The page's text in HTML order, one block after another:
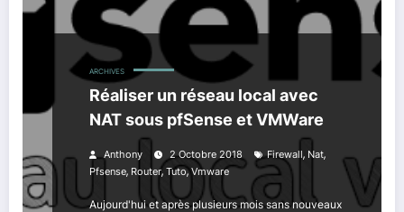
ARCHIVES
Réaliser un réseau local avec
NAT sous pfSense et VMWare
Anthony 2 Octobre 2018 Firewall, Nat,
Pfsense, Router, Tuto,Vmware
Aujourd'hui et après plusieurs mois sans nouveaux